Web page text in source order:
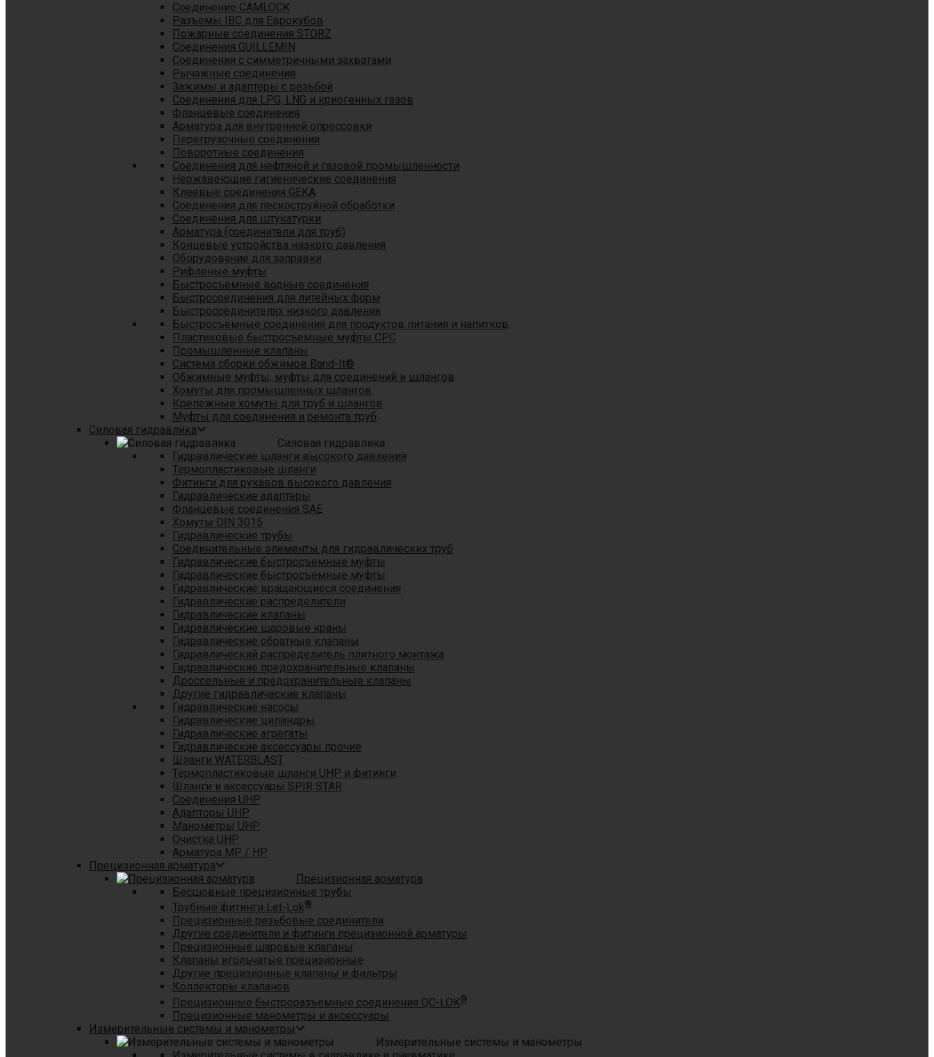
Соединение CAMLOCK
Разъемы IBC для Еврокубов
Пожарные соединения STORZ
Соединения GUILLEMIN
Соединения с симметричными захватами
Рычажные соединения
Зажимы и адаптеры с резьбой
Соединения для LPG, LNG и криогенных газов
Фланцевые соединения
Арматура для внутренней опрессовки
Перегрузочные соединения
Поворотные соединения
Соединения для нефтяной и газовой промышленности
Нержавеющие гигиенические соединения
Клеевые соединения GEKA
Соединения для пескоструйной обработки
Cоединения для штукатурки
Арматура (соединители для труб)
Концевые устройства низкого давления
Оборудование для заправки
Рифленые муфты
Быстросъемные водные соединения
Быстросоединения для литейных форм
Быстросоединителях низкого давления
Быстросъемные соединения для продуктов питания и напитков
Пластиковые быстросъемные муфты CPC
Промышленные клапаны
Система сборки обжимов Band-It®
Обжимные муфты, муфты для соединений и шлангов
Хомуты для промышленных шлангов
Крепежные хомуты для труб и шлангов
Муфты для соединения и ремонта труб
Силовая гидравлика
Силовая гидравлика
Гидравлические шланги высокого давления
Термопластиковые шланги
Фитинги для рукавов высокого давления
Гидравлические адаптеры
Фланцевые соединения SAE
Хомуты DIN 3015
Гидравлические трубы
Соединительные элементы для гидравлических труб
Гидравлические быстросъемные муфты
Гидравлические быстросъемные муфты
Гидравлические вращающиеся соединения
Гидравлические распределители
Гидравлические клапаны
Гидравлические шаровые краны
Гидравлические обратные клапаны
Гидравлический распределитель плитного монтажа
Гидравлические предохранительные клапаны
Дроссельные и предохранительные клапаны
Другие гидравлические клапаны
Гидравлические насосы
Гидравлические цилиндры
Гидравлические агрегаты
Гидравлические аксессуары прочие
Шланги WATERBLAST
Термопластиковые шланги UHP и фитинги
Шланги и аксессуары SPIR STAR
Соединения UHP
Адапторы UHP
Манометры UHP
Очистка UHP
Арматура MP / HP
Прецизионная арматура
Прецизионная арматура
Бесшовные прецизионные трубы
Трубные фитинги Let-Lok®
Прецизионные резьбовые соединители
Другие соединители и фитинги прецизионной арматуры
Прецизионные шаровые клапаны
Клапаны игольчатые прецизионные
Другие прецизионные клапаны и фильтры
Коллекторы клапанов
Прецизионные быстроразъемные соединения QC-LOK®
Прецизионные манометры и аксессуары
Измерительные системы и манометры
Измерительные системы и манометры